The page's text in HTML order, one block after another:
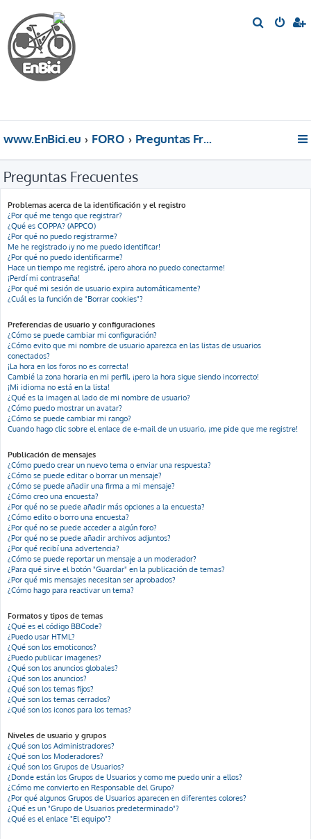
www.EnBici.eu FORO Preguntas Frecuentes
Preguntas Frecuentes
Problemas acerca de la identificación y el registro
¿Por qué me tengo que registrar?
¿Qué es COPPA? (APPCO)
¿Por qué no puedo registrarme?
Me he registrado ¡y no me puedo identificar!
¿Por qué no puedo identificarme?
Hace un tiempo me registré, ¡pero ahora no puedo conectarme!
¡Perdí mi contraseña!
¿Por qué mi sesión de usuario expira automáticamente?
¿Cuál es la función de "Borrar cookies"?
Preferencias de usuario y configuraciones
¿Cómo se puede cambiar mi configuración?
¿Cómo evito que mi nombre de usuario aparezca en las listas de usuarios
conectados?
¡La hora en los foros no es correcta!
Cambié la zona horaria en mi perfil, ¡pero la hora sigue siendo incorrecto!
¡Mi idioma no está en la lista!
¿Qué es la imagen al lado de mi nombre de usuario?
¿Cómo puedo mostrar un avatar?
¿Cómo se puede cambiar mi rango?
Cuando hago clic sobre el enlace de e-mail de un usuario, ¡me pide que me registre!
Publicación de mensajes
¿Cómo puedo crear un nuevo tema o enviar una respuesta?
¿Cómo se puede editar o borrar un mensaje?
¿Cómo se puede añadir una firma a mi mensaje?
¿Cómo creo una encuesta?
¿Por qué no se puede añadir más opciones a la encuesta?
¿Cómo edito o borro una encuesta?
¿Por qué no se puede acceder a algún foro?
¿Por qué no se puede añadir archivos adjuntos?
¿Por qué recibí una advertencia?
¿Cómo se puede reportar un mensaje a un moderador?
¿Para qué sirve el botón "Guardar" en la publicación de temas?
¿Por qué mis mensajes necesitan ser aprobados?
¿Cómo hago para reactivar un tema?
Formatos y tipos de temas
¿Qué es el código BBCode?
¿Puedo usar HTML?
¿Qué son los emoticonos?
¿Puedo publicar imagenes?
¿Qué son los anuncios globales?
¿Qué son los anuncios?
¿Qué son los temas fijos?
¿Qué son los temas cerrados?
¿Qué son los iconos para los temas?
Niveles de usuario y grupos
¿Qué son los Administradores?
¿Qué son los Moderadores?
¿Qué son los Grupos de Usuarios?
¿Donde están los Grupos de Usuarios y como me puedo unir a ellos?
¿Cómo me convierto en Responsable del Grupo?
¿Por qué algunos Grupos de Usuarios aparecen en diferentes colores?
¿Qué es un "Grupo de Usuarios predeterminado"?
¿Qué es el enlace "El equipo"?